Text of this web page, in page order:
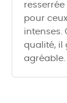
pour
intenses.
qualité, il
agréable.